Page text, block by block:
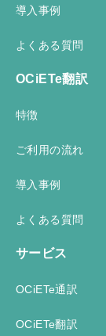
導入事例
よくある質問
OCiETe翻訳
特徴
ご利用の流れ
導入事例
よくある質問
サービス
OCiETe通訳
OCiETe翻訳